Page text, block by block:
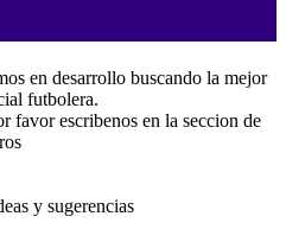
en desarrollo buscando la mejor
futbolera.
favor escribenos en la seccion de
y sugerencias